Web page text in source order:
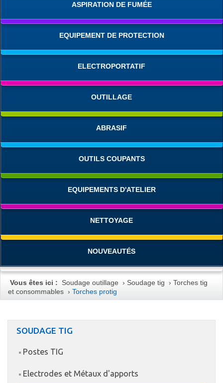
ASPIRATION DE FUMÉE
EQUIPEMENT DE PROTECTION
ELECTROPORTATIF
OUTILLAGE
ABRASIF
OUTILS COUPANTS
EQUIPEMENTS D'ATELIER
NETTOYAGE
NOUVEAUTÉS
Vous êtes ici : Soudage outillage ›Soudage tig ›Torches tig
et consommables › Torches protig
SOUDAGE TIG
Postes TIG
Electrodes et Métaux d'apports